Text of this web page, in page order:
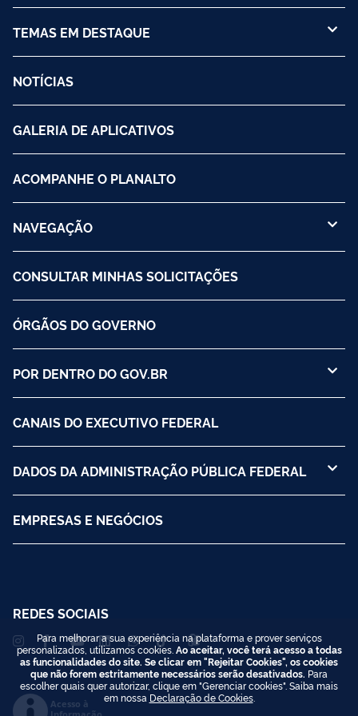
TEMAS EM DESTAQUE
NOTÍCIAS
GALERIA DE APLICATIVOS
ACOMPANHE O PLANALTO
NAVEGAÇÃO
CONSULTAR MINHAS SOLICITAÇÕES
ÓRGÃOS DO GOVERNO
POR DENTRO DO GOV.BR
CANAIS DO EXECUTIVO FEDERAL
DADOS DA ADMINISTRAÇÃO PÚBLICA FEDERAL
EMPRESAS E NEGÓCIOS
REDES SOCIAIS
Acesso à
Para melhorar a sua experiência na plataforma e prover serviços
personalizados, utilizamos cookies. Ao aceitar, você terá acesso a todas
as funcionalidades do site. Se clicar em "Rejeitar Cookies", os cookies
que não forem estritamente necessários serão desativados. Para
escolher quais quer autorizar, clique em "Gerenciar cookies". Saiba mais
em nossa Declaração de Cookies.